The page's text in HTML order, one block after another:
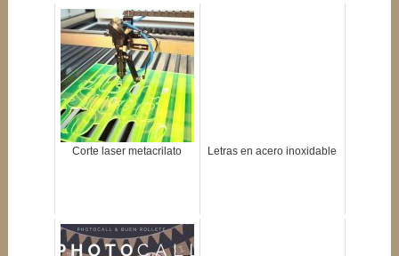
Corte laser metacrilato Letras en acero inoxidable